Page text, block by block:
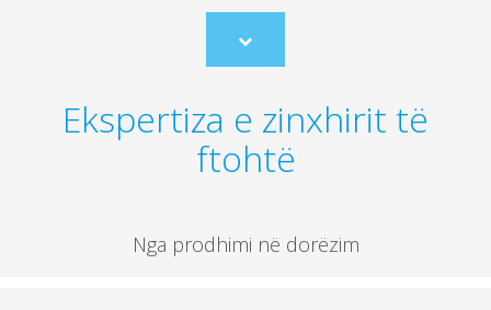
Scroll
to
Ekspertiza e zinxhirit të
ftohtë
Nga prodhimi në dorëzim